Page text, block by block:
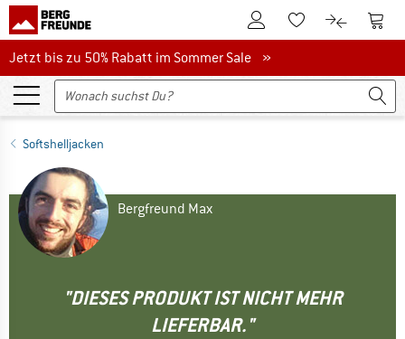
Zum KundenkontoZum Merkzettel.
Zum Zum
Jetzt bis zu 50% Rabatt im Sommer Sale
Jetzt bis zu 50% Rabatt im Sommer Sale »
Softshelljacken
Bergfreund Max
"DIESES PRODUKT IST NICHT MEHR
LIEFERBAR."